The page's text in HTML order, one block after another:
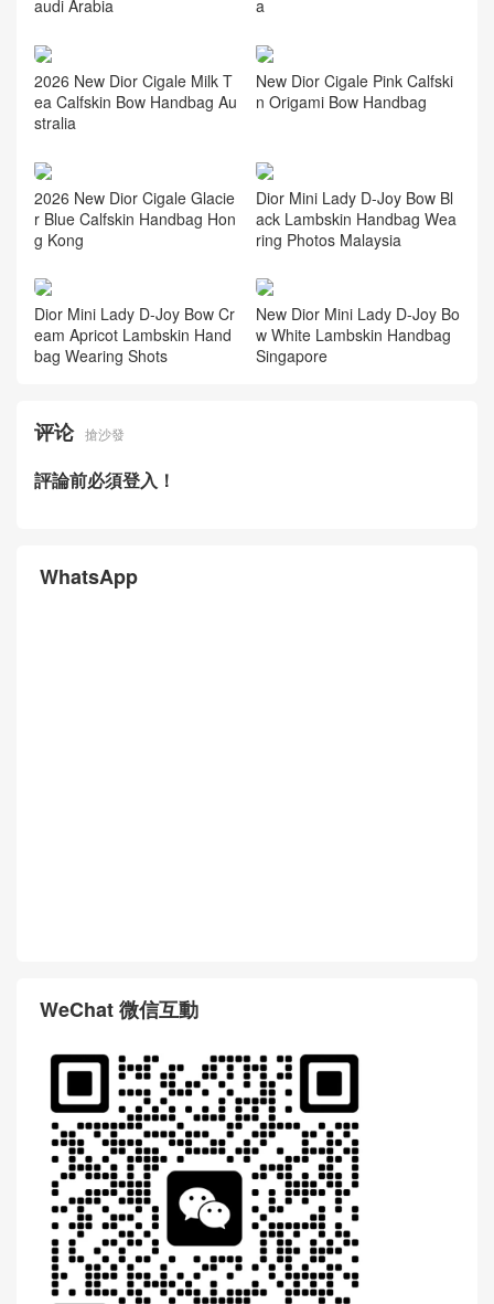
2026 New Dior Cigale Milk T
ea Calfskin Bow Handbag Au
stralia
New Dior Cigale Pink Calfski
n Origami Bow Handbag
2026 New Dior Cigale Glacie
r Blue Calfskin Handbag Hon
g Kong
Dior Mini Lady D-Joy Bow Bl
ack Lambskin Handbag Wea
ring Photos Malaysia
Dior Mini Lady D-Joy Bow Cr
eam Apricot Lambskin Hand
bag Wearing Shots
New Dior Mini Lady D-Joy Bo
w White Lambskin Handbag
Singapore
评论